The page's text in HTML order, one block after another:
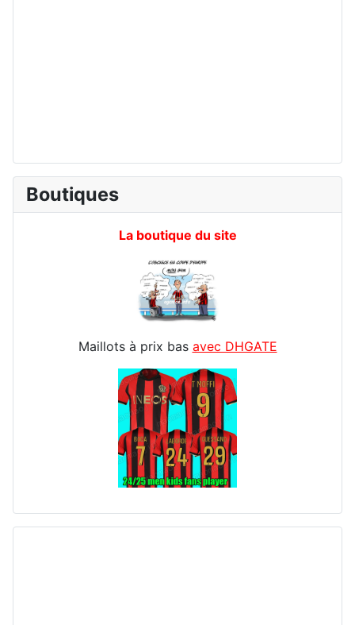
Boutiques
La boutique du site
Maillots à prix bas avec DHGATE